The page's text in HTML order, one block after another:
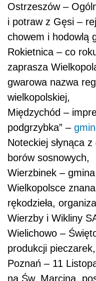
Ostrzeszów –
i potraw z Gęsi –
chowem i hodowlą
Rokietnica – co
zaprasza
gwarowa nazwa
wielkopolskiej,
Międzychód –
podgrzybka” –
Noteckiej słynąca
borów sosnowych,
Wierzbinek –
Wielkopolsce
rękodzieła,
Wierzby i Wikliny
Wielichowo –
produkcji pieczarek,
Poznań – 11
na Św. Marcina,